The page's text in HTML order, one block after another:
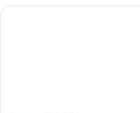
Conrad Bali